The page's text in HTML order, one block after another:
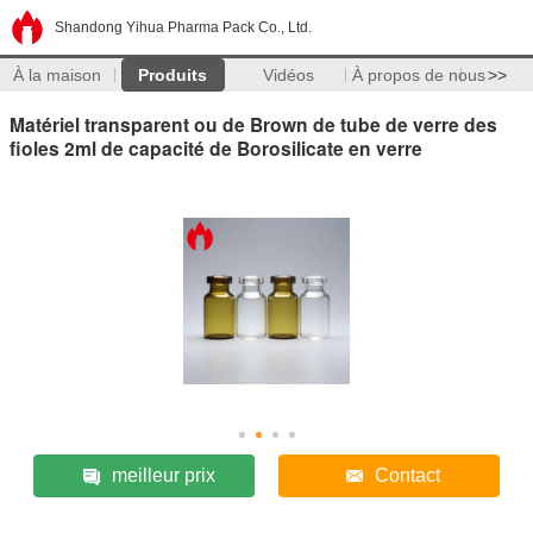
Shandong Yihua Pharma Pack Co., Ltd.
À la maison Produits Vidéos À propos de nous>>
Matériel transparent ou de Brown de tube de verre des
fioles 2ml de capacité de Borosilicate en verre
meilleur prix Contact